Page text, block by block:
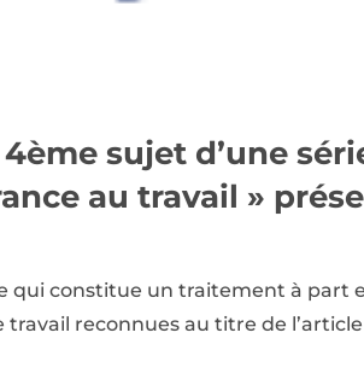
4ème sujet d’une
au travail »
qui constitue un traitement à part
reconnues au titre de l’article